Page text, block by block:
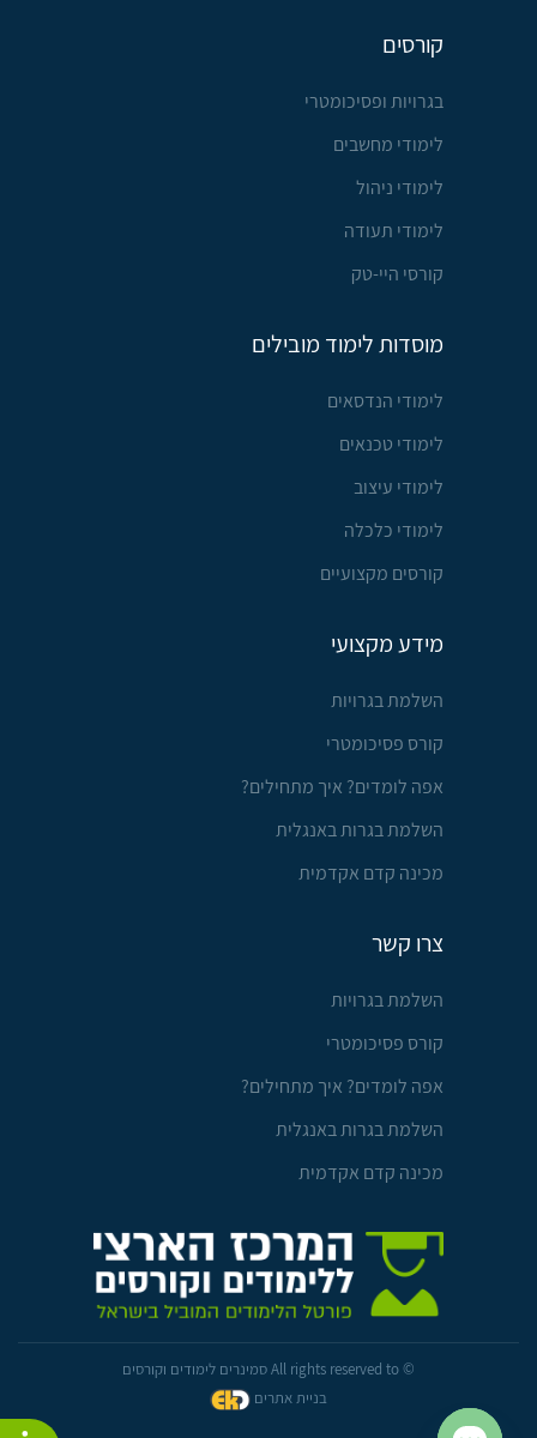
קורסים
בגרויות ופסיכומטרי
לימודי מחשבים
לימודי ניהול
לימודי תעודה
קורסי היי-טק
מוסדות לימוד מובילים
לימודי הנדסאים
לימודי טכנאים
לימודי עיצוב
לימודי כלכלה
קורסים מקצועיים
מידע מקצועי
השלמת בגרויות
קורס פסיכומטרי
אפה לומדים? איך מתחילים?
השלמת בגרות באנגלית
מכינה קדם אקדמית
צרו קשר
השלמת בגרויות
קורס פסיכומטרי
אפה לומדים? איך מתחילים?
השלמת בגרות באנגלית
מכינה קדם אקדמית
© All rights reserved to סמינרים לימודים וקורסים
בניית אתרים